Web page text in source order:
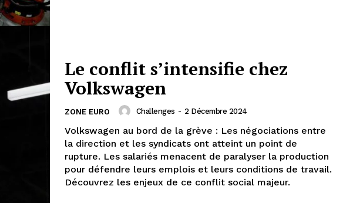
Le conflit s’intensifie chez
Volkswagen
ZONE EURO Challenges - 2 Décembre 2024
Volkswagen au bord de la grève : Les négociations entre
la direction et les syndicats ont atteint un point de
rupture. Les salariés menacent de paralyser la production
pour défendre leurs emplois et leurs conditions de travail.
Découvrez les enjeux de ce conflit social majeur.